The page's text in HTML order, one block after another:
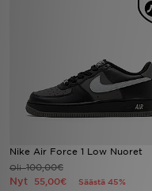
Nike Air Force 1 Low Nuoret
Oli100,00€
Nyt 55,00€ Säästä 45%
Minun viestini
Asiakaspalvelu ja tietoa